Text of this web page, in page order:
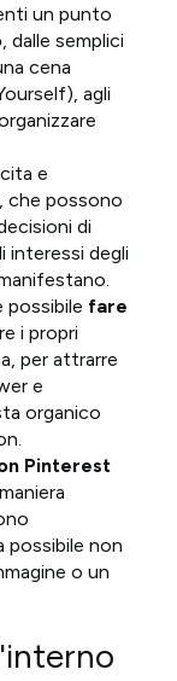
un punto
, dalle semplici
cena
agli
e
, che possono
di
interessi degli
possibile fare
i propri
per attrarre
e
organico
Pinterest
possibile non
o un